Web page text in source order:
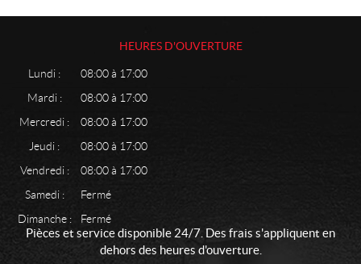
HEURES D'OUVERTURE
Lundi :
08:00 à 17:00
Mardi :
08:00 à 17:00
Mercredi :
08:00 à 17:00
Jeudi :
08:00 à 17:00
Vendredi :
08:00 à 17:00
Samedi :
Fermé
Dimanche :
Fermé
Pièces et service disponible 24/7. Des frais s'appliquent en
dehors des heures d'ouverture.